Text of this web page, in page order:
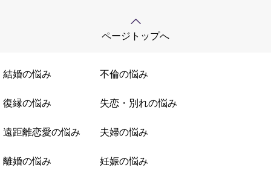
ページトップへ
結婚の悩み 不倫の悩み
復縁の悩み 失恋・別れの悩み
遠距離恋愛の悩み 夫婦の悩み
離婚の悩み 妊娠の悩み